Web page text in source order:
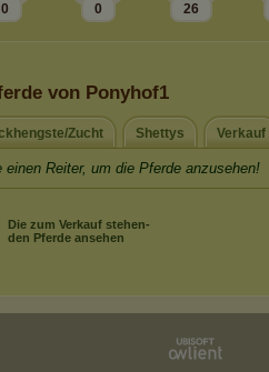
0 0 26
von Ponyhof1
Zucht Shettys Verkauf
einen Reiter, um die Pferde anzusehen!
Die zum Verkauf stehen-
den Pferde ansehen